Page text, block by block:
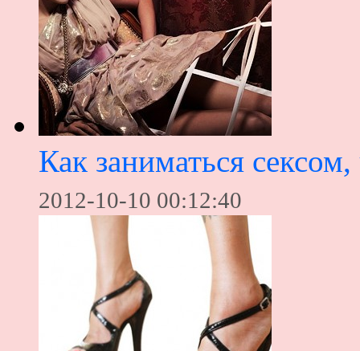
Как заниматься
2012-10-10 00:12:40